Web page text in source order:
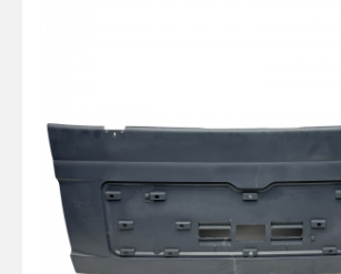
Оптика и светотехника
Брызговики
Запчасти кузова и зеркала
Малый коммерческий транспорт